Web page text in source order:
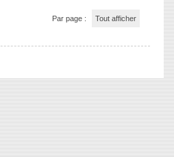
Par page : Tout afficher